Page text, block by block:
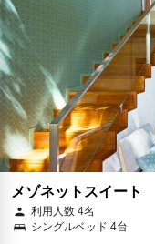
メゾネットスイート
利用人数 4名
シングルベッド 4台